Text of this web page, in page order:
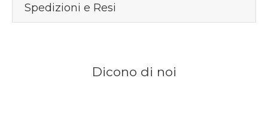
Spedizioni e Resi
Dicono di noi